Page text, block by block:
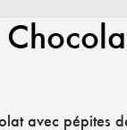
avec pépites